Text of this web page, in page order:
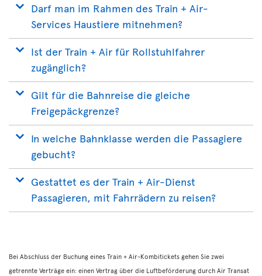
Darf man im Rahmen des Train + Air-
Services Haustiere mitnehmen?
Ist der Train + Air für Rollstuhlfahrer
zugänglich?
Gilt für die Bahnreise die gleiche
Freigepäckgrenze?
In welche Bahnklasse werden die Passagiere
gebucht?
Gestattet es der Train + Air-Dienst
Passagieren, mit Fahrrädern zu reisen?
Bei Abschluss der Buchung eines Train + Air-Kombitickets gehen Sie zwei
getrennte Verträge ein: einen Vertrag über die Luftbeförderung durch Air Transat